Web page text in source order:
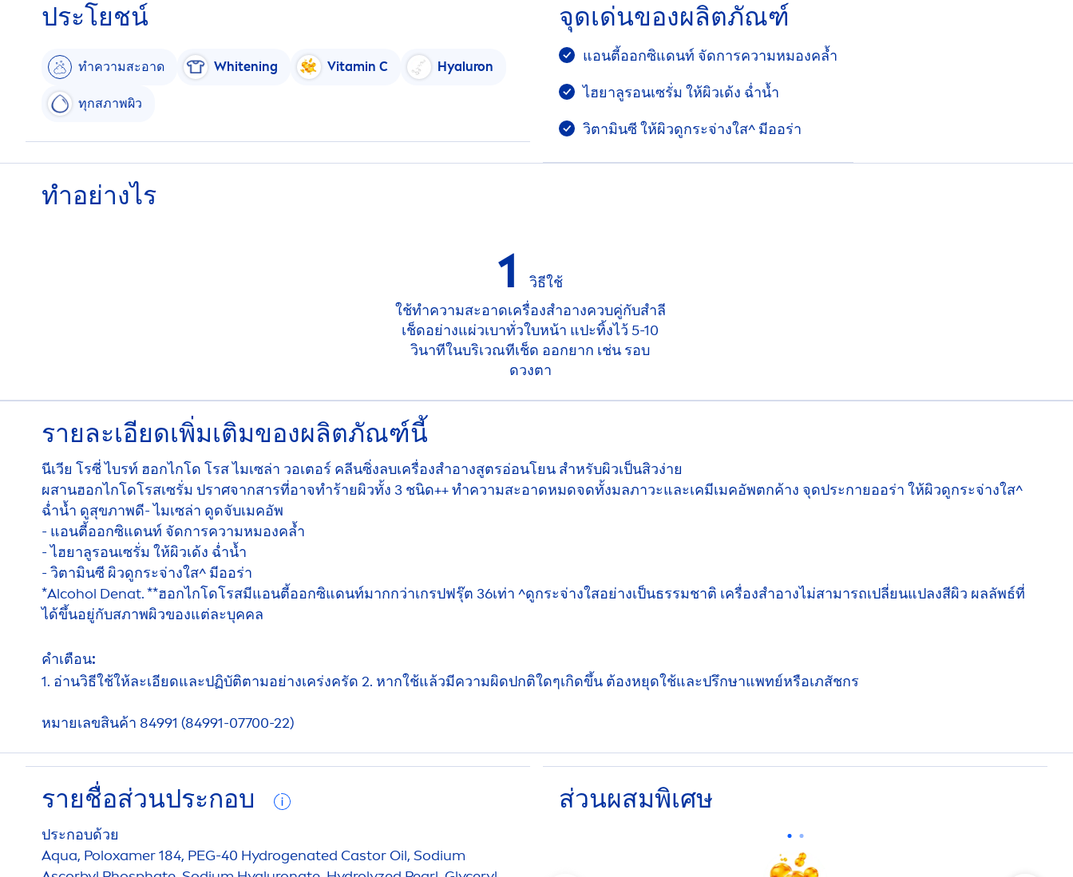
ประโยชน์
ทำความสะอาด Whitening Vitamin C Hyaluron
ทุกสภาพผิว
จุดเด่นของผลิตภัณฑ์
แอนตี้ออกซิแดนท์ จัดการความหมองคลํ้า
ไฮยาลูรอนเซรั่ม ให้ผิวเด้ง ฉํ่านํ้า
วิตามินซี ให้ผิวดูกระจ่างใส^ มีออร่า
ทําอย่างไร
1
วิธีใช้
ใช้ทำความสะอาดเครื่องสำอางควบคู่กับสำลี
เช็ดอย่างแผ่วเบาทั่วใบหน้า แปะทิ้งไว้ 5-10
วินาทีในบริเวณทีเช็ด ออกยาก เช่น รอบ
ดวงตา
รายละเอียดเพิ่มเติมของผลิตภัณฑ์นี้
นีเวีย โรซี่ ไบรท์ ฮอกไกโด โรส ไมเซล่า วอเตอร์ คลีนซิ่งลบเครื่องสำอางสูตรอ่อนโยน สำหรับผิวเป็นสิวง่าย
ผสานฮอกไกโดโรสเซรั่ม ปราศจากสารที่อาจทำร้ายผิวทั้ง 3 ชนิด++ ทำความสะอาดหมดจดทั้งมลภาวะและเคมีเมคอัพตกค้าง จุดประกายออร่า ให้ผิวดูกระจ่างใส^
ฉ่ำน้ำ ดูสุขภาพดี- ไมเซล่า ดูดจับเมคอัพ
- แอนตี้ออกซิแดนท์ จัดการความหมองคล้ำ
- ไฮยาลูรอนเซรั่ม ให้ผิวเด้ง ฉ่ำน้ำ
- วิตามินซี ผิวดูกระจ่างใส^ มีออร่า
*Alcohol Denat. **ฮอกไกโดโรสมีแอนตี้ออกซิแดนท์มากกว่าเกรปฟรุ๊ต 36เท่า ^ดูกระจ่างใสอย่างเป็นธรรมชาติ เครื่องสำอางไม่สามารถเปลี่ยนแปลงสีผิว ผลลัพธ์ที่
ได้ขึ้นอยู่กับสภาพผิวของแต่ละบุคคล
คำเตือน:
1. อ่านวิธีใช้ให้ละเอียดและปฏิบัติตามอย่างเคร่งครัด 2. หากใช้แล้วมีความผิดปกติใดๆเกิดขึ้น ต้องหยุดใช้และปรึกษาแพทย์หรือเภสัชกร
หมายเลขสินค้า 84991 (84991-07700-22)
รายชื่อส่วนประกอบ
ประกอบด้วย
Aqua, Poloxamer 184, PEG-40 Hydrogenated Castor Oil, Sodium
ส่วนผสมพิเศษ